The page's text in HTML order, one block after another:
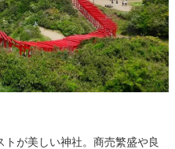
が美しい神社。商売繁盛や良